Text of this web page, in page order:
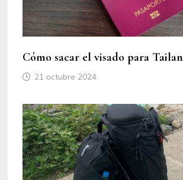
Cómo sacar el visado para
21 octubre 2024